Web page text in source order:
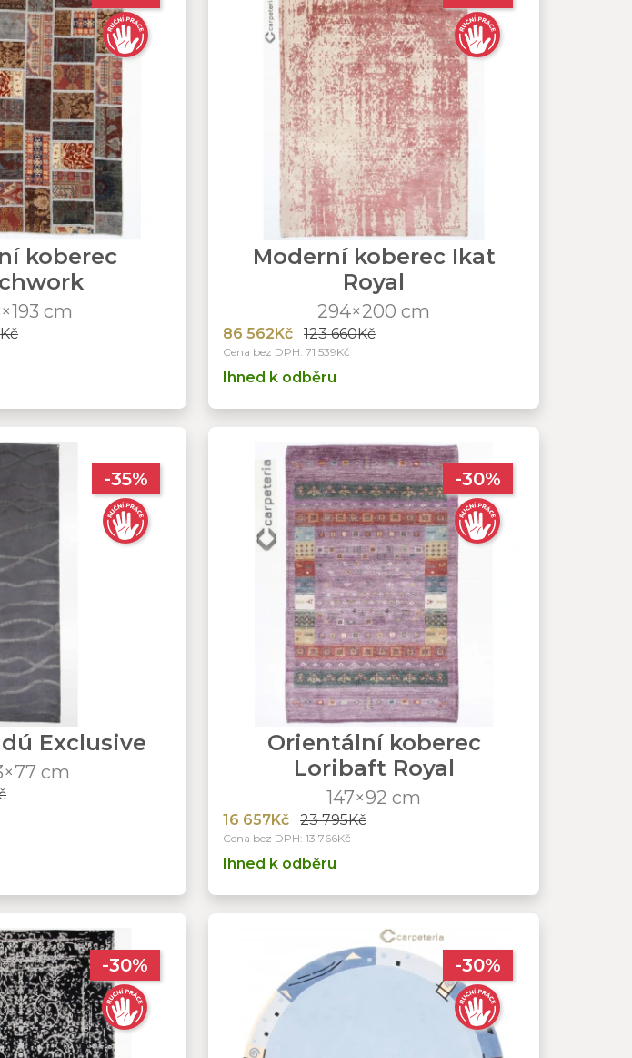
koberec
cm
Moderní koberec Ikat
Royal
294×200 cm
86 562Kč 123 660Kč
Cena bez DPH: 71 539Kč
Ihned k odběru
-35%
Exclusive
cm
-30%
Orientální koberec
Loribaft Royal
147×92 cm
16 657Kč 23 795Kč
Cena bez DPH: 13 766Kč
Ihned k odběru
-30% -30%